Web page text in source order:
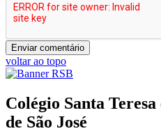
voltar ao topo
Colégio Santa
de São José